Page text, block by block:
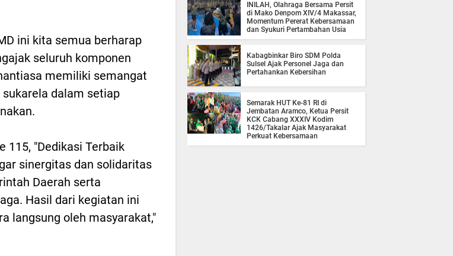
ini kita semua berharap
seluruh komponen
memiliki semangat
dalam setiap
115, "Dedikasi Terbaik
sinergitas dan solidaritas
Daerah serta
Hasil dari kegiatan ini
langsung oleh masyarakat,"
INILAH, Olahraga Bersama Persit
di Mako Denpom XIV/4 Makassar,
Momentum Pererat Kebersamaan
dan Syukuri Pertambahan Usia
Kabagbinkar Biro SDM Polda
Sulsel Ajak Personel Jaga dan
Pertahankan Kebersihan
Semarak HUT Ke-81 RI di
Jembatan Aramco, Ketua Persit
KCK Cabang XXXIV Kodim
1426/Takalar Ajak Masyarakat
Perkuat Kebersamaan